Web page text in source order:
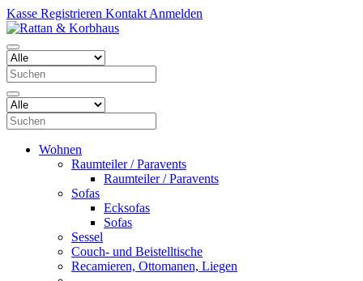
Kasse Registrieren Kontakt Anmelden
Wohnen
Raumteiler / Paravents
Raumteiler / Paravents
Sofas
Ecksofas
Sofas
Sessel
Couch- und Beistelltische
Recamieren, Ottomanen, Liegen